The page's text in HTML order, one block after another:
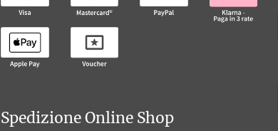
Spedizione Online Shop